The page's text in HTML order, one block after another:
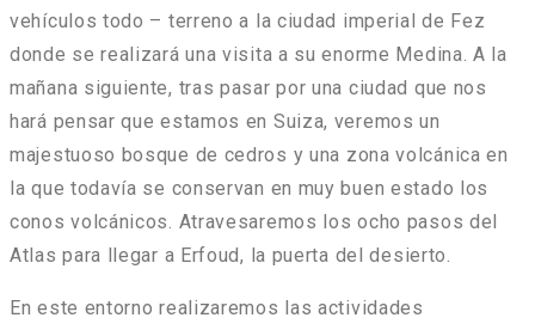
vehículos todo – terreno a la ciudad imperial de Fez
donde se realizará una visita a su enorme Medina. A la
mañana siguiente, tras pasar por una ciudad que nos
hará pensar que estamos en Suiza, veremos un
majestuoso bosque de cedros y una zona volcánica en
la que todavía se conservan en muy buen estado los
conos volcánicos. Atravesaremos los ocho pasos del
Atlas para llegar a Erfoud, la puerta del desierto.
En este entorno realizaremos las actividades